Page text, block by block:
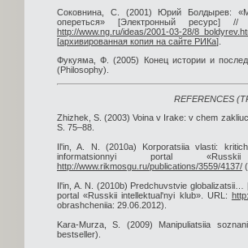
Соковнина, С. (2001) Юрий Болдырев:
опереться» [Электронный ресурс] //
http://www.ng.ru/ideas/2001-03-28/
[архивированная копия на сайте РИКа].
Фукуяма, Ф. (2005) Конец истории и
(Philosophy).
REFERENCES
Zhizhek, S. (2003) Voina v Irake: v chem
S. 75–88.
Il'in, A. N. (2010a) Korporatsiia vlasti:
informatsionnyi portal
http://www.rikmosgu.ru/publications/3559/4137/
Il'in, A. N. (2010b) Predchuvstvie
portal «Russkii intellektual'nyi klub». URL:
obrashcheniia: 29.06.2012).
Kara-Murza, S. (2009) Manipuliatsiia
bestseller).